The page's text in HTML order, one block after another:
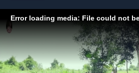
Error loading media: File could not